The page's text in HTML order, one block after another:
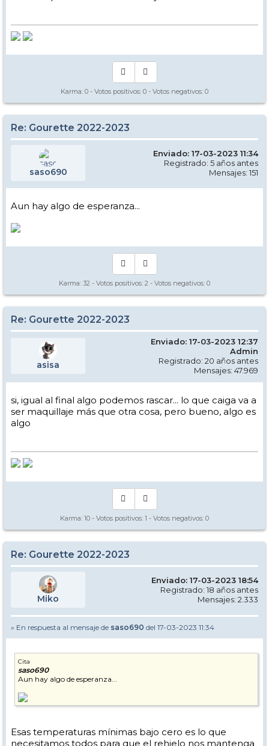
Karma: 0 - Votos positivos: 0 - Votos negativos: 0
Re: Gourette 2022-2023
saso690
Enviado: 17-03-2023 11:34
Registrado: 5 años antes
Mensajes: 151
Aun hay algo de esperanza...
Karma: 32 - Votos positivos: 2 - Votos negativos: 0
Re: Gourette 2022-2023
asisa
Enviado: 17-03-2023 12:37
Admin
Registrado: 20 años antes
Mensajes: 47.969
si, igual al final algo podemos rascar... lo que caiga va a
ser maquillaje más que otra cosa, pero bueno, algo es
algo
Karma: 10 - Votos positivos: 1 - Votos negativos: 0
Re: Gourette 2022-2023
Miko
Enviado: 17-03-2023 18:54
Registrado: 18 años antes
Mensajes: 2.333
» En respuesta al mensaje de saso690 del 17-03-2023 11:34
Cita
saso690
Aun hay algo de esperanza...
Esas temperaturas mínimas bajo cero es lo que
necesitamos todos para que el rehielo nos mantenga